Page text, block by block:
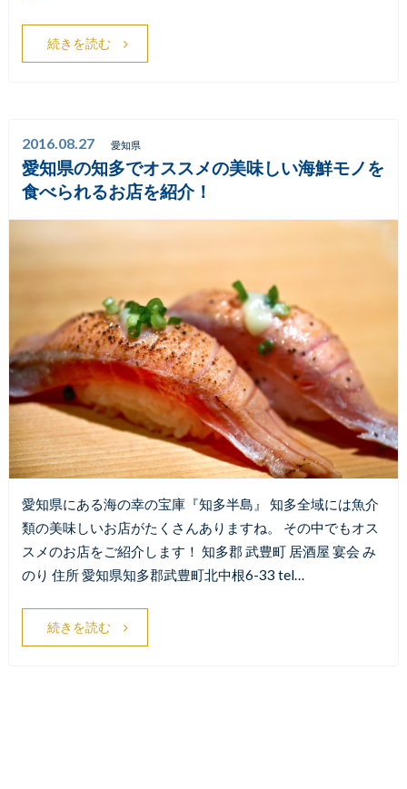
続きを読む
2016.08.27 愛知県
愛知県の知多でオススメの美味しい海鮮モノを
食べられるお店を紹介！
愛知県にある海の幸の宝庫『知多半島』 知多全域には魚介
類の美味しいお店がたくさんありますね。 その中でもオス
スメのお店をご紹介します！ 知多郡 武豊町 居酒屋 宴会 み
のり 住所 愛知県知多郡武豊町北中根6-33 tel…
続きを読む